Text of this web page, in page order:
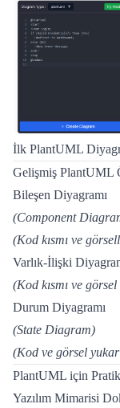
İlk PlantUML
Gelişmiş PlantUML
Bileşen Diyagramı
(Component
(Kod kısmı ve
Varlık-İlişki
(Kod kısmı ve
Durum Diyagramı
(State Diagram)
(Kod ve görsel
PlantUML için
Yazılım Mimarisi